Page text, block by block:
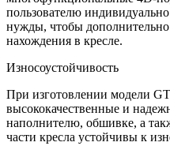
пользователю
нужды, чтобы
нахождения в кресле.
Износоустойчивость
При изготовлении модели
высококачественные и
наполнителю, обшивке, а
части кресла устойчивы к